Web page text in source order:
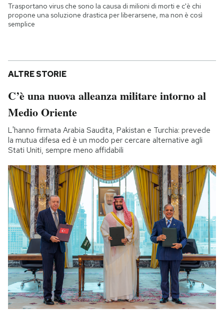
Trasportano virus che sono la causa di milioni di morti e c'è chi
propone una soluzione drastica per liberarsene, ma non è così
semplice
ALTRE STORIE
C’è una nuova alleanza militare intorno al
Medio Oriente
L'hanno firmata Arabia Saudita, Pakistan e Turchia: prevede
la mutua difesa ed è un modo per cercare alternative agli
Stati Uniti, sempre meno affidabili